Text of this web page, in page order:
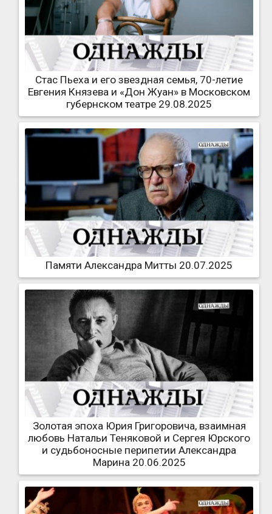
Стас Пьеха и его звездная семья, 70-летие
Евгения Князева и «Дон Жуан» в Московском
губернском театре 29.08.2025
Памяти Александра Митты 20.07.2025
Золотая эпоха Юрия Григоровича, взаимная
любовь Натальи Теняковой и Сергея Юрского
и судьбоносные перипетии Александра
Марина 20.06.2025